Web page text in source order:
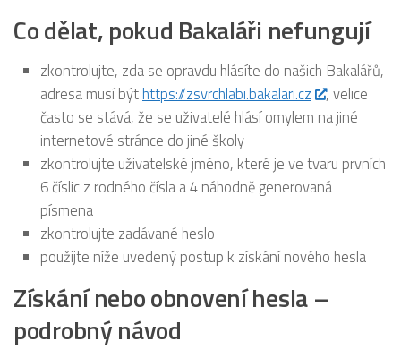
Co dělat, pokud Bakaláři nefungují
zkontrolujte, zda se opravdu hlásíte do našich Bakalářů,
adresa musí být https://zsvrchlabi.bakalari.cz
, velice
často se stává, že se uživatelé hlásí omylem na jiné
internetové stránce do jiné školy
zkontrolujte uživatelské jméno, které je ve tvaru prvních
6 číslic z rodného čísla a 4 náhodně generovaná
písmena
zkontrolujte zadávané heslo
použijte níže uvedený postup k získání nového hesla
Získání nebo obnovení hesla –
podrobný návod